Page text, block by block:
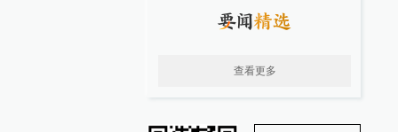
查看更多